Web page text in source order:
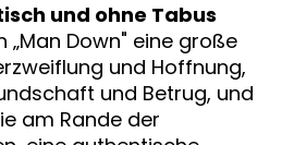
und ohne Tabus
„Man Down" eine große
und Hoffnung,
und Betrug, und
am Rande der